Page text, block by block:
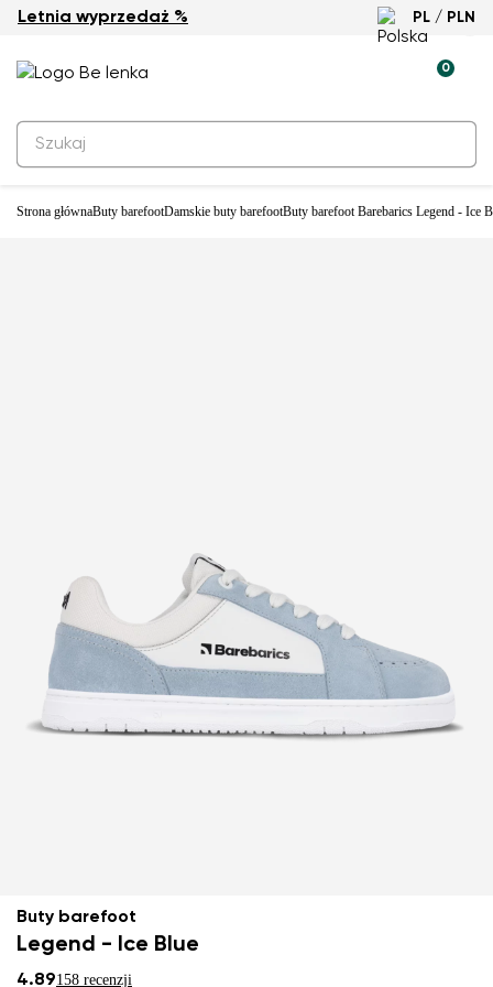
Letnia wyprzedaż % PL / PLN
0
Strona głównaButy barefootDamskie buty barefootButy barefoot Barebarics Legend - Ice
-33%
Buty barefoot
Legend - Ice Blue
4.89158 recenzji